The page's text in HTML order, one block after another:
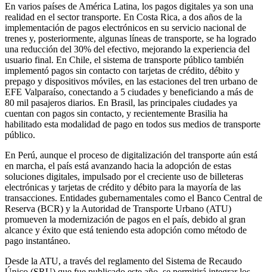
En varios países de América Latina, los pagos digitales ya son una
realidad en el sector transporte. En Costa Rica, a dos años de la
implementación de pagos electrónicos en su servicio nacional de
trenes y, posteriormente, algunas líneas de transporte, se ha logrado
una reducción del 30% del efectivo, mejorando la experiencia del
usuario final. En Chile, el sistema de transporte público también
implementó pagos sin contacto con tarjetas de crédito, débito y
prepago y dispositivos móviles, en las estaciones del tren urbano de
EFE Valparaíso, conectando a 5 ciudades y beneficiando a más de
80 mil pasajeros diarios. En Brasil, las principales ciudades ya
cuentan con pagos sin contacto, y recientemente Brasilia ha
habilitado esta modalidad de pago en todos sus medios de transporte
público.
En Perú, aunque el proceso de digitalización del transporte aún está
en marcha, el país está avanzando hacia la adopción de estas
soluciones digitales, impulsado por el creciente uso de billeteras
electrónicas y tarjetas de crédito y débito para la mayoría de las
transacciones. Entidades gubernamentales como el Banco Central de
Reserva (BCR) y la Autoridad de Transporte Urbano (ATU)
promueven la modernización de pagos en el país, debido al gran
alcance y éxito que está teniendo esta adopción como método de
pago instantáneo.
Desde la ATU, a través del reglamento del Sistema de Recaudo